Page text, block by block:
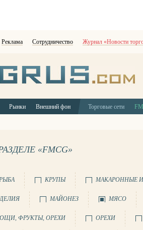
Реклама Сотрудничество Журнал «Новости
Рынки Внешний фон Торговые сети
«FMCG»
КРУПЫ МАКАРОННЫЕ
МАЙОНЕЗ МЯСО
ФРУКТЫ, ОРЕХИ ОРЕХИ